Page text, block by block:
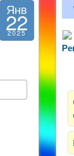
Янв
22
2025